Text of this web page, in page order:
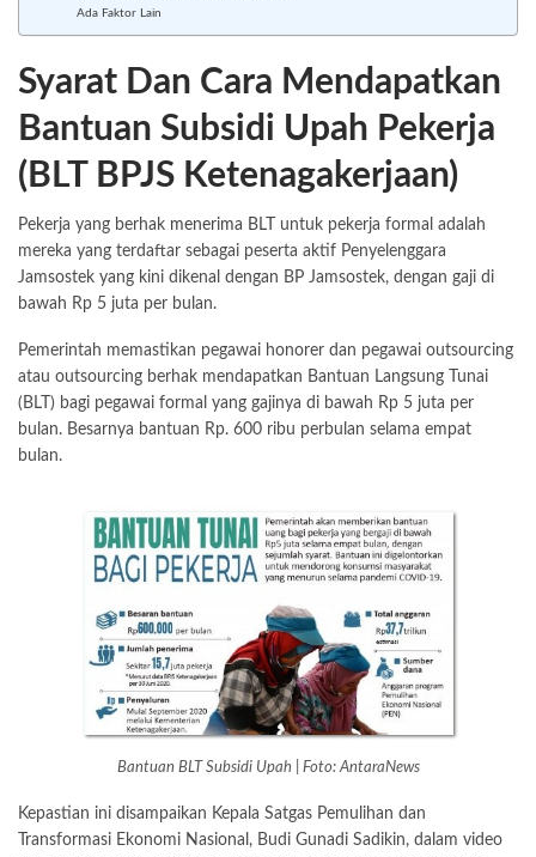
Ada Faktor Lain
Syarat Dan Cara Mendapatkan
Bantuan Subsidi Upah Pekerja
(BLT BPJS Ketenagakerjaan)
Pekerja yang berhak menerima BLT
untuk pekerja formal adalah
mereka yang terdaftar sebagai peserta aktif Penyelenggara
Jamsostek yang kini dikenal dengan BP Jamsostek, dengan gaji di
bawah Rp 5 juta per bulan.
Pemerintah memastikan pegawai honorer dan pegawai outsourcing
atau outsourcing berhak mendapatkan Bantuan Langsung Tunai
(BLT) bagi pegawai formal yang gajinya di bawah Rp 5 juta per
bulan. Besarnya bantuan Rp. 600 ribu perbulan selama empat
bulan.
Bantuan BLT Subsidi Upah | Foto: AntaraNews
Kepastian ini disampaikan Kepala Satgas Pemulihan dan
Transformasi Ekonomi Nasional, Budi Gunadi Sadikin, dalam video